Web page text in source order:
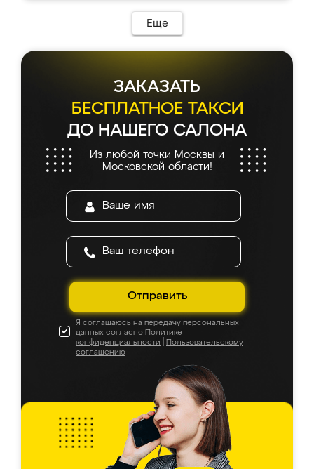
Еще
ЗАКАЗАТЬ
БЕСПЛАТНОЕ ТАКСИ
ДО НАШЕГО САЛОНА
Из любой точки Москвы и
Московской области!
Отправить
Я соглашаюсь на передачу персональных
данных согласно Политике
конфиденциальности
Пользовательскому
соглашению